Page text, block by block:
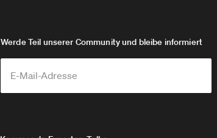
Werde Teil unserer Community und bleibe informiert